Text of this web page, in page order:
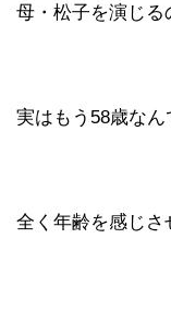
母・松子を演じる
実はもう58歳なん
全く年齢を感じさ